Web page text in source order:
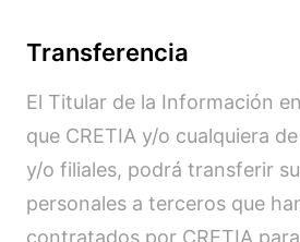
Transferencia
El Titular de la Información
que CRETIA y/o cualquiera
y/o filiales, podrá transferir
personales a terceros que
contratados por CRETIA